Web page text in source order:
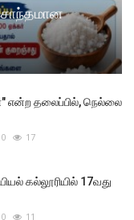
சொந்தமான
என்ற தலைப்பில், நெல்லை
0 17
கல்லூரியில் 17வது
0 11